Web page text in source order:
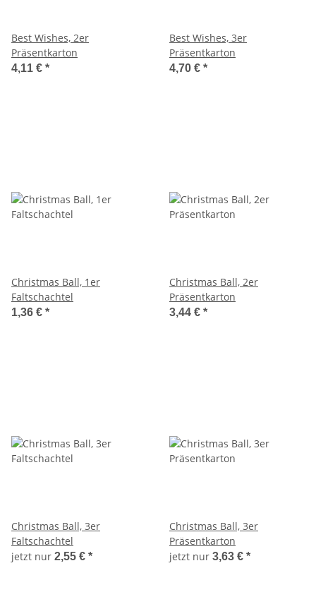
Best Wishes, 2er
Präsentkarton
4,11 € *
Best Wishes, 3er
Präsentkarton
4,70 € *
Christmas Ball, 1er
Faltschachtel
1,36 € *
Christmas Ball, 2er
Präsentkarton
3,44 € *
Christmas Ball, 3er
Faltschachtel
jetzt nur 2,55 € *
Christmas Ball, 3er
Präsentkarton
jetzt nur 3,63 € *